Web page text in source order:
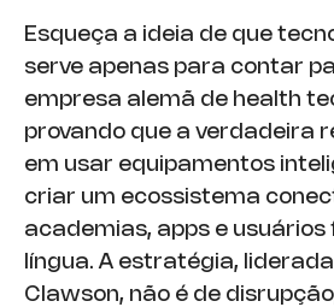
Esqueça a ideia de que
serve apenas para contar
empresa alemã de health
provando que a verdadeira
em usar equipamentos
criar um ecossistema
academias, apps e
língua. A estratégia,
Clawson, não é de